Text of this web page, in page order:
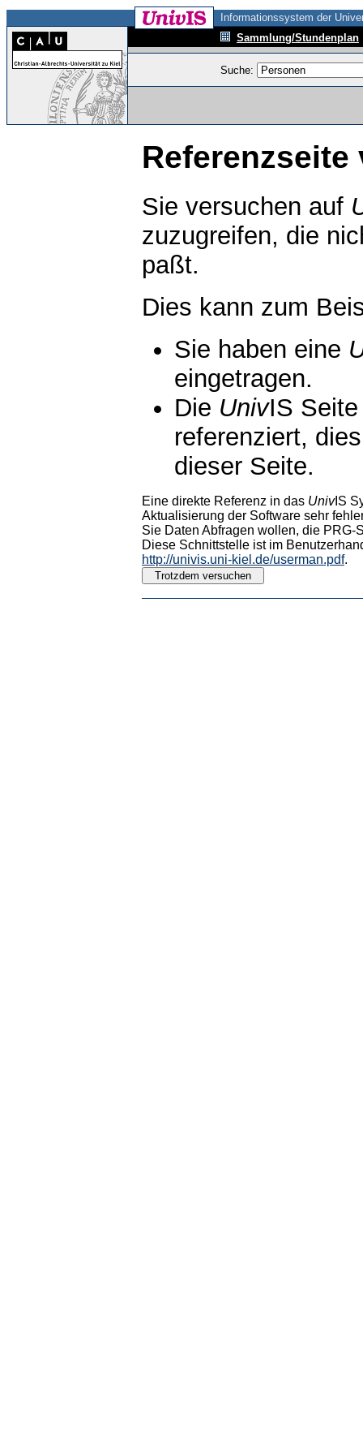
Informationssystem der
Sammlung/Stundenplan
Suche:
Referenzseite
Sie versuchen auf
zuzugreifen, die
paßt.
Dies kann zum
Sie haben eine
eingetragen.
Die UnivIS
referenziert,
dieser Seite.
Eine direkte Referenz in das UnivIS
Aktualisierung der Software sehr
Sie Daten Abfragen wollen, die PRG-
Diese Schnittstelle ist im
http://univis.uni-kiel.de/userman.pdf.